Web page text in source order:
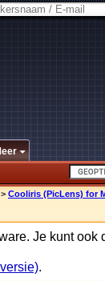
> Cooliris (PicLens) for
Je kunt ook
.